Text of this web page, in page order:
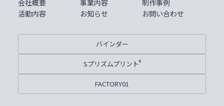
会社概要 事業内容
制作事例
活動内容
お知らせ お問い合わせ
バインダー
Sプリズムプリント®
FACTORY01